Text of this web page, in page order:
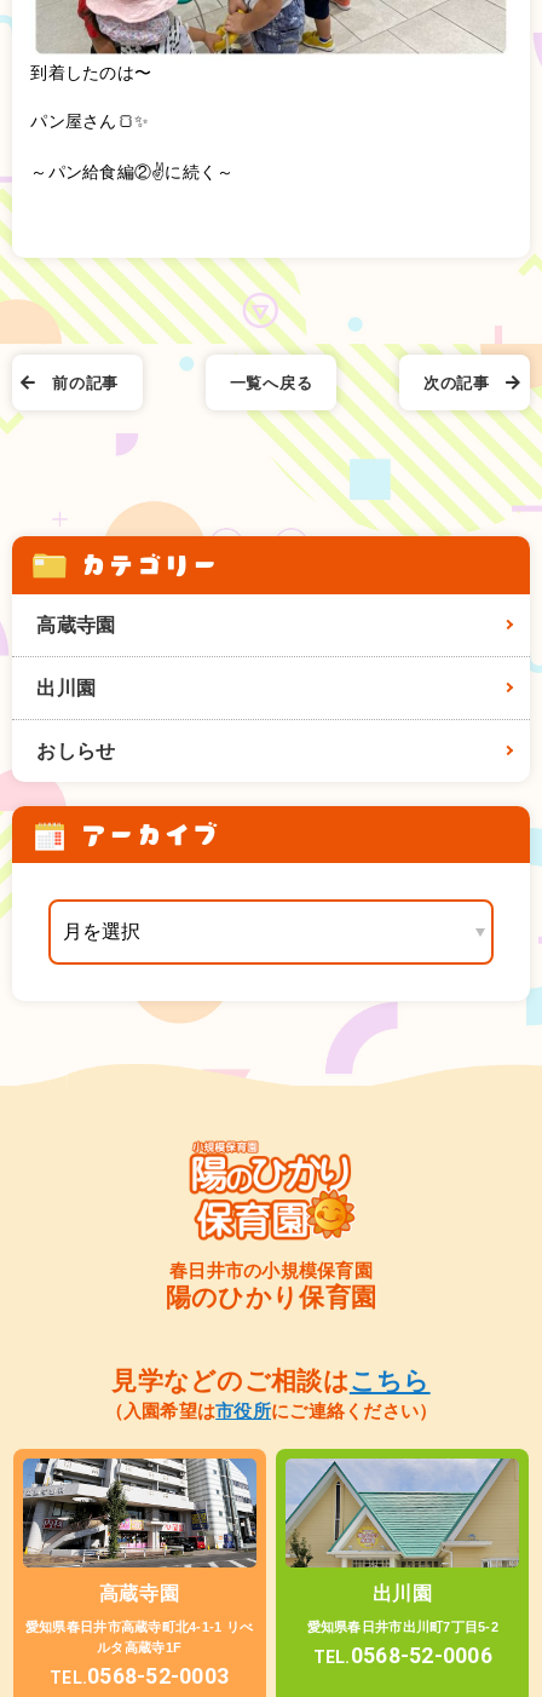
到着したのは〜
パン屋さん🍞✨
～パン給食編②✌️に続く～
次の記事
一覧へ戻る
前の記事
カテゴリー
高蔵寺園
出川園
おしらせ
アーカイブ
春日井市の小規模保育園
陽のひかり保育園
見学などのご相談はこちら
（入園希望は市役所にご連絡ください）
高蔵寺園
愛知県春日井市高蔵寺町北4-1-1 リべ
ルタ高蔵寺1F
TEL.0568-52-0003
出川園
愛知県春日井市出川町7丁目5-2
TEL.0568-52-0006